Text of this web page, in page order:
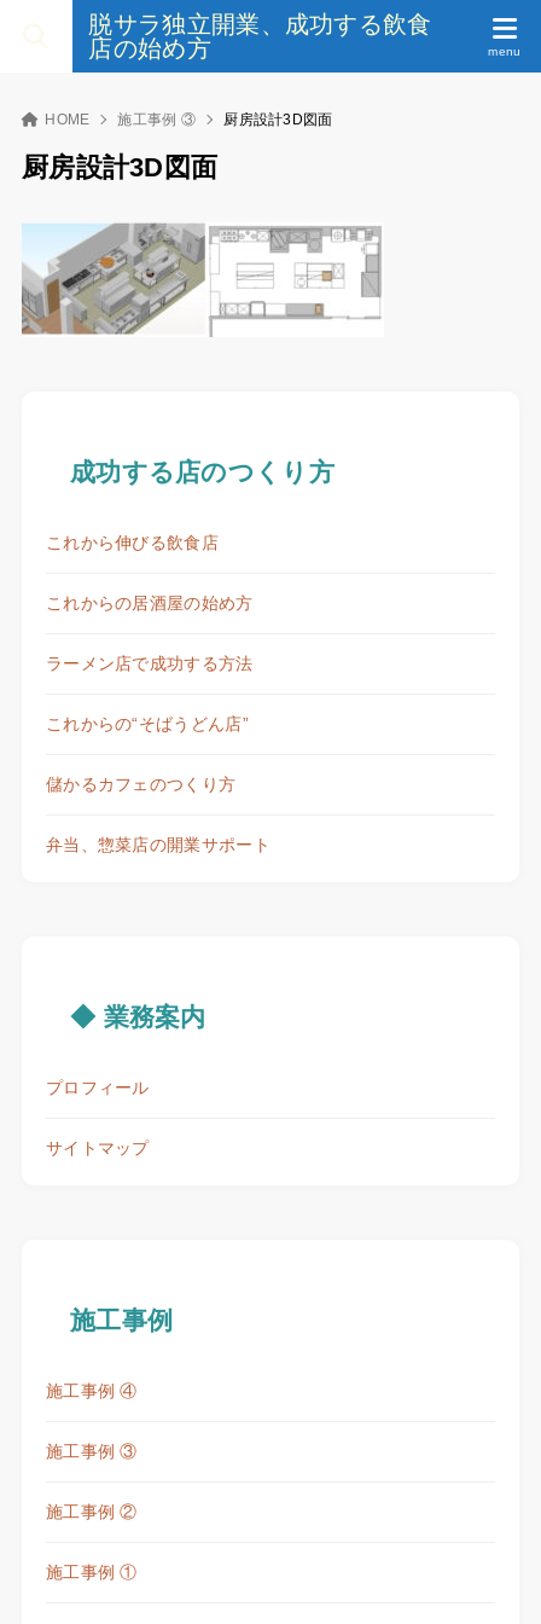
脱サラ独立開業、成功する飲食
店の始め方
HOME 施工事例 ③ 厨房設計3D図面
厨房設計3D図面
成功する店のつくり方
これから伸びる飲食店
これからの居酒屋の始め方
ラーメン店で成功する方法
これからの“そばうどん店”
儲かるカフェのつくり方
弁当、惣菜店の開業サポート
◆ 業務案内
プロフィール
サイトマップ
施工事例
施工事例 ④
施工事例 ③
施工事例 ②
施工事例 ①